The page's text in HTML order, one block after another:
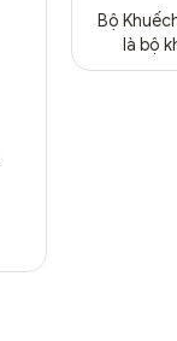
Bộ
là bộ
Loadcell